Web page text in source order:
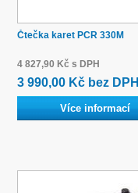
Čtečka karet PCR 330M
4 827,90 Kč s DPH
3 990,00 Kč bez DPH
Více informací